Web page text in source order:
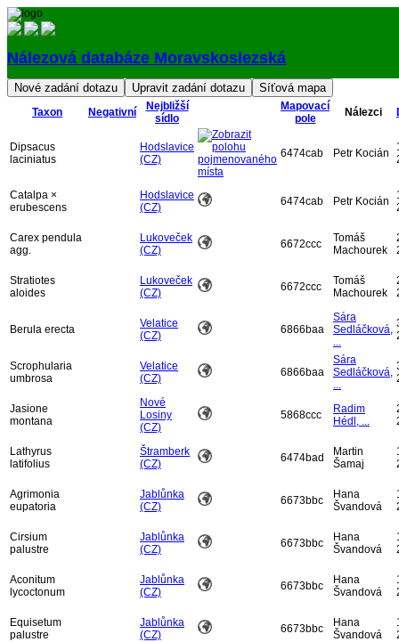
Nálezová databáze Moravskoslezská
Přihlásit
Taxon Negativní
Nejbližší
sídlo
Mapovací
pole
Nálezci
Dipsacus
laciniatus
Hodslavice
(CZ)
6474cab Petr Kocián
Catalpa ×
erubescens
Hodslavice
(CZ)
6474cab Petr Kocián
Carex pendula
agg.
Lukoveček
(CZ)
6672ccc
Tomáš
Machourek
Stratiotes
aloides
Lukoveček
(CZ)
6672ccc
Tomáš
Machourek
Berula erecta
Velatice
(CZ)
6866baa
Sára
Sedláčková,
...
Scrophularia
umbrosa
Velatice
(CZ)
6866baa
Sára
Sedláčková,
...
Jasione
montana
Nové
Losiny
(CZ)
5868ccc
Radim
Hédl, ...
Lathyrus
latifolius
Štramberk
(CZ)
6474bad
Martin
Šamaj
Agrimonia
eupatoria
Jablůnka
(CZ)
6673bbc
Hana
Švandová
Cirsium
palustre
Jablůnka
(CZ)
6673bbc
Hana
Švandová
Aconitum
lycoctonum
Jablůnka
(CZ)
6673bbc
Hana
Švandová
Equisetum
palustre
Jablůnka
(CZ)
6673bbc
Hana
Švandová